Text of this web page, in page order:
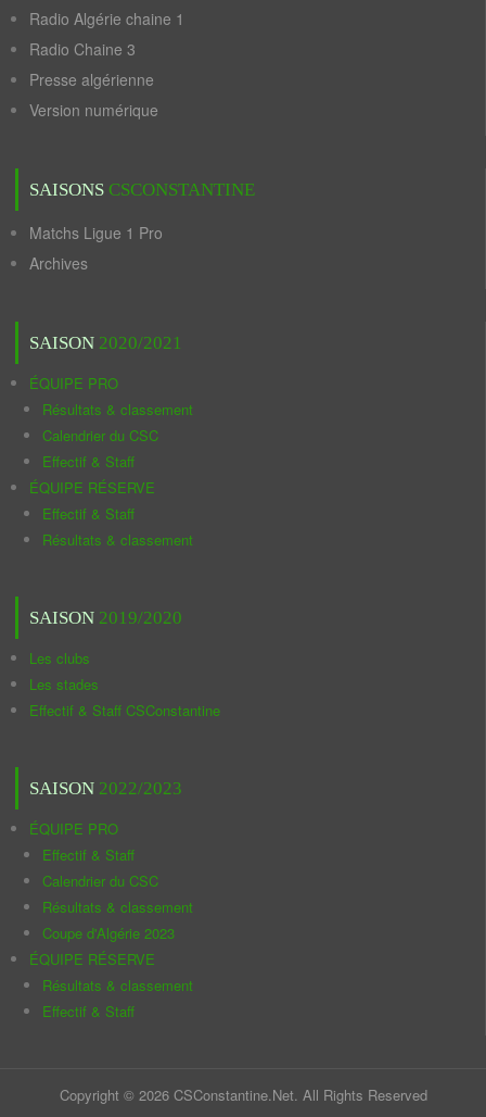
Radio Algérie chaine 1
Radio Chaine 3
Presse algérienne
Version numérique
SAISONS CSCONSTANTINE
Matchs Ligue 1 Pro
Archives
SAISON 2020/2021
ÉQUIPE PRO
Résultats & classement
Calendrier du CSC
Effectif & Staff
ÉQUIPE RÉSERVE
Effectif & Staff
Résultats & classement
SAISON 2019/2020
Les clubs
Les stades
Effectif & Staff CSConstantine
SAISON 2022/2023
ÉQUIPE PRO
Effectif & Staff
Calendrier du CSC
Résultats & classement
Coupe d'Algérie 2023
ÉQUIPE RÉSERVE
Résultats & classement
Effectif & Staff
Copyright © 2026 CSConstantine.Net. All Rights Reserved